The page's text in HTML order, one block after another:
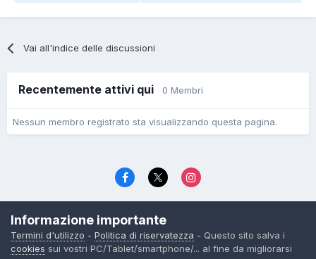
Vai all'indice delle discussioni
Recentemente attivi qui 0 Membri
Nessun membro registrato sta visualizzando questa pagina.
© TexWillerForum dal 2006
Powered by Invision Community
Informazione importante
Termini d'utilizzo - Politica di riservatezza - Questo sito salva i
cookies sui vostri PC/Tablet/smartphone/... al fine da migliorarsi